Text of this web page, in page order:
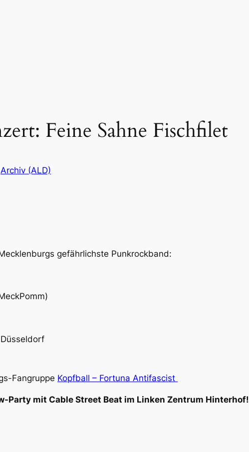
Feine Sahne Fischfilet
Archiv (ALD)
gefährlichste Punkrockband:
Fangruppe Kopfball – Fortuna Antifascist
Party mit Cable Street Beat im Linken Zentrum Hinterhof!